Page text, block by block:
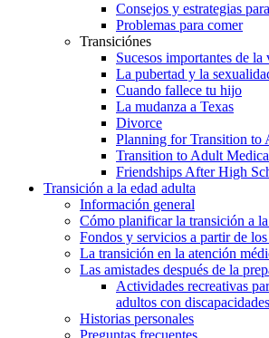
Consejos y estrategias
Problemas para comer
Transiciónes
Sucesos importantes de la
La pubertad y la
Cuando fallece tu hijo
La mudanza a Texas
Divorce
Planning for Transition to
Transition to Adult
Friendships After High
Transición a la edad adulta
Información general
Cómo planificar la transición a
Fondos y servicios a partir de
La transición en la atención
Las amistades después de la
Actividades recreativas
adultos con discapacidades
Historias personales
Preguntas frecuentes